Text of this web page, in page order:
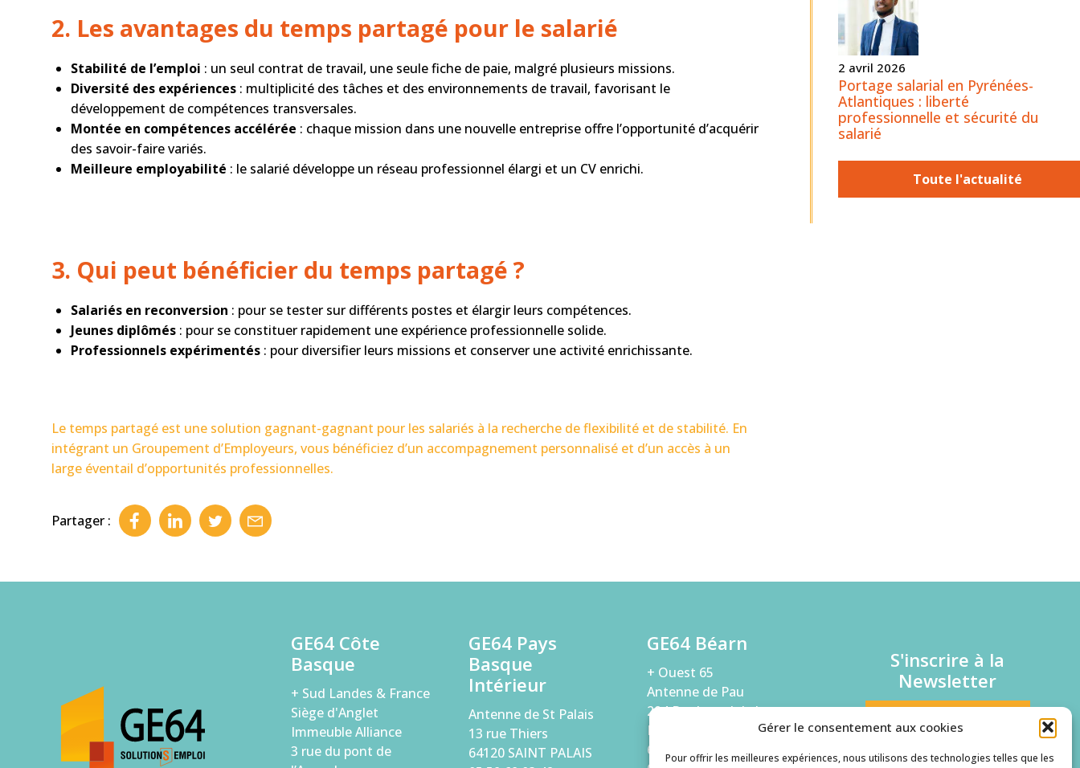
Gérer le consentement aux cookies
Pour offrir les meilleures expériences, nous utilisons des technologies telles que les
2. Les avantages du temps partagé pour le salarié
Stabilité de l’emploi : un seul contrat de travail, une seule fiche de paie, malgré plusieurs missions.
Diversité des expériences : multiplicité des tâches et des environnements de travail, favorisant le
développement de compétences transversales.
Montée en compétences accélérée : chaque mission dans une nouvelle entreprise offre l’opportunité d’acquérir
des savoir-faire variés.
Meilleure employabilité : le salarié développe un réseau professionnel élargi et un CV enrichi.
3. Qui peut bénéficier du temps partagé ?
Salariés en reconversion : pour se tester sur différents postes et élargir leurs compétences.
Jeunes diplômés : pour se constituer rapidement une expérience professionnelle solide.
Professionnels expérimentés : pour diversifier leurs missions et conserver une activité enrichissante.
Le temps partagé est une solution gagnant-gagnant pour les salariés à la recherche de flexibilité et de stabilité. En
intégrant un Groupement d’Employeurs, vous bénéficiez d’un accompagnement personnalisé et d’un accès à un
large éventail d’opportunités professionnelles.
Partager :
2 avril 2026
Portage salarial en Pyrénées-
Atlantiques : liberté
professionnelle et sécurité du
salarié
Toute l'actualité
GE64 Côte
Basque
+ Sud Landes & France
Siège d'Anglet
Immeuble Alliance
3 rue du pont de
GE64 Pays
Basque
Intérieur
Antenne de St Palais
13 rue Thiers
64120 SAINT PALAIS
GE64 Béarn
+ Ouest 65
Antenne de Pau
294 Boulevard de la
Paix
64000 PAU
S'inscrire à la
Newsletter
Je suis un candidat